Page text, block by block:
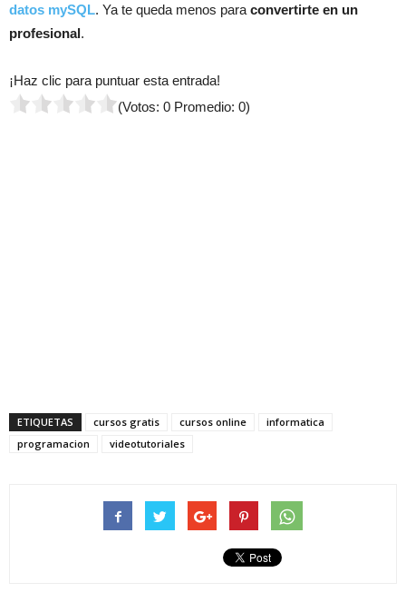
datos mySQL. Ya te queda menos para convertirte en un
profesional.
¡Haz clic para puntuar esta entrada!
(Votos: 0 Promedio: 0)
ETIQUETAS cursos gratis cursos online
informatica
programacion
videotutoriales